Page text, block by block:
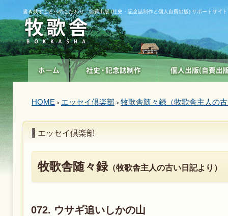
書き残すことへのこだわり 自費出版 (社史・記念誌制作と個人自費出版) サポートサイト
HOME > エッセイ倶楽部 > 牧歌舎随々録（牧歌舎主人の
エッセイ倶楽部
牧歌舎随々録（牧歌舎主人の古い日記より）
072. ウサギ追いしかの山